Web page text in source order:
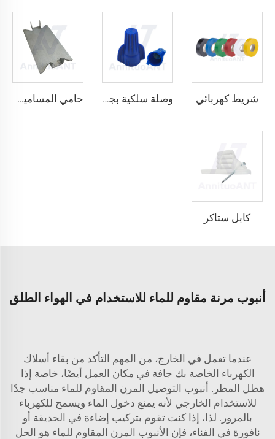
شريط كهربائي وصلة سلكية بجناحين قابلة للالتفاف حامي المسامير المسمار
كابل ستاكر
أنبوب مرنة مقاوم للماء للاستخدام في الهواء الطلق
عندما تعمل في الخارج، من المهم التأكد من بقاء أسلاك
الكهرباء الخاصة بك جافة في مكان العمل أيضًا، خاصة إذا
هطل المطر. أنبوب التوصيل المرن المقاوم للماء مناسب جدًا
للاستخدام الخارجي لأنه يمنع دخول الماء ويسمح للكهرباء
بالمرور. لذا، إذا كنت تقوم بتركيب إضاءة في الحديقة أو
نافورة في الفناء، فإن الأنبوب المرن المقاوم للماء هو الحل